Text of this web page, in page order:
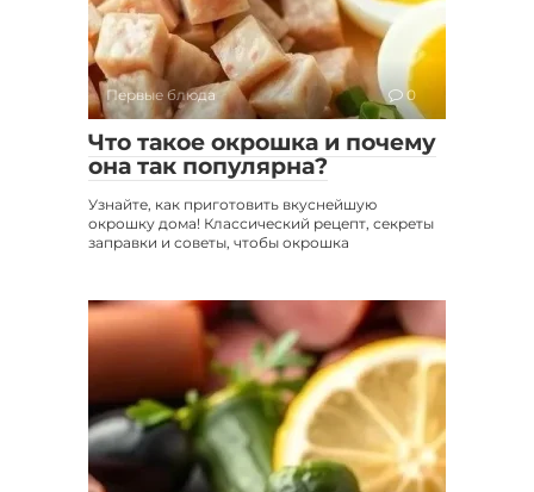
Первые блюда 0
Что такое окрошка и почему
она так популярна?
Узнайте, как приготовить вкуснейшую
окрошку дома! Классический рецепт, секреты
заправки и советы, чтобы окрошка